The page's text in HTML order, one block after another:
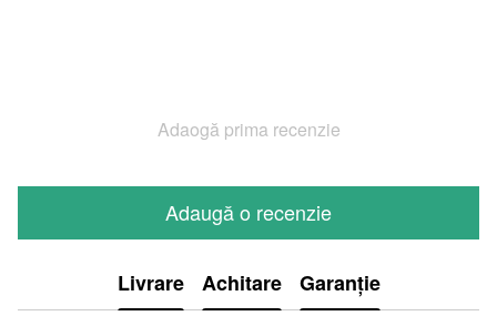
Adaogă prima recenzie
Adaugă o recenzie
Livrare Achitare Garanție